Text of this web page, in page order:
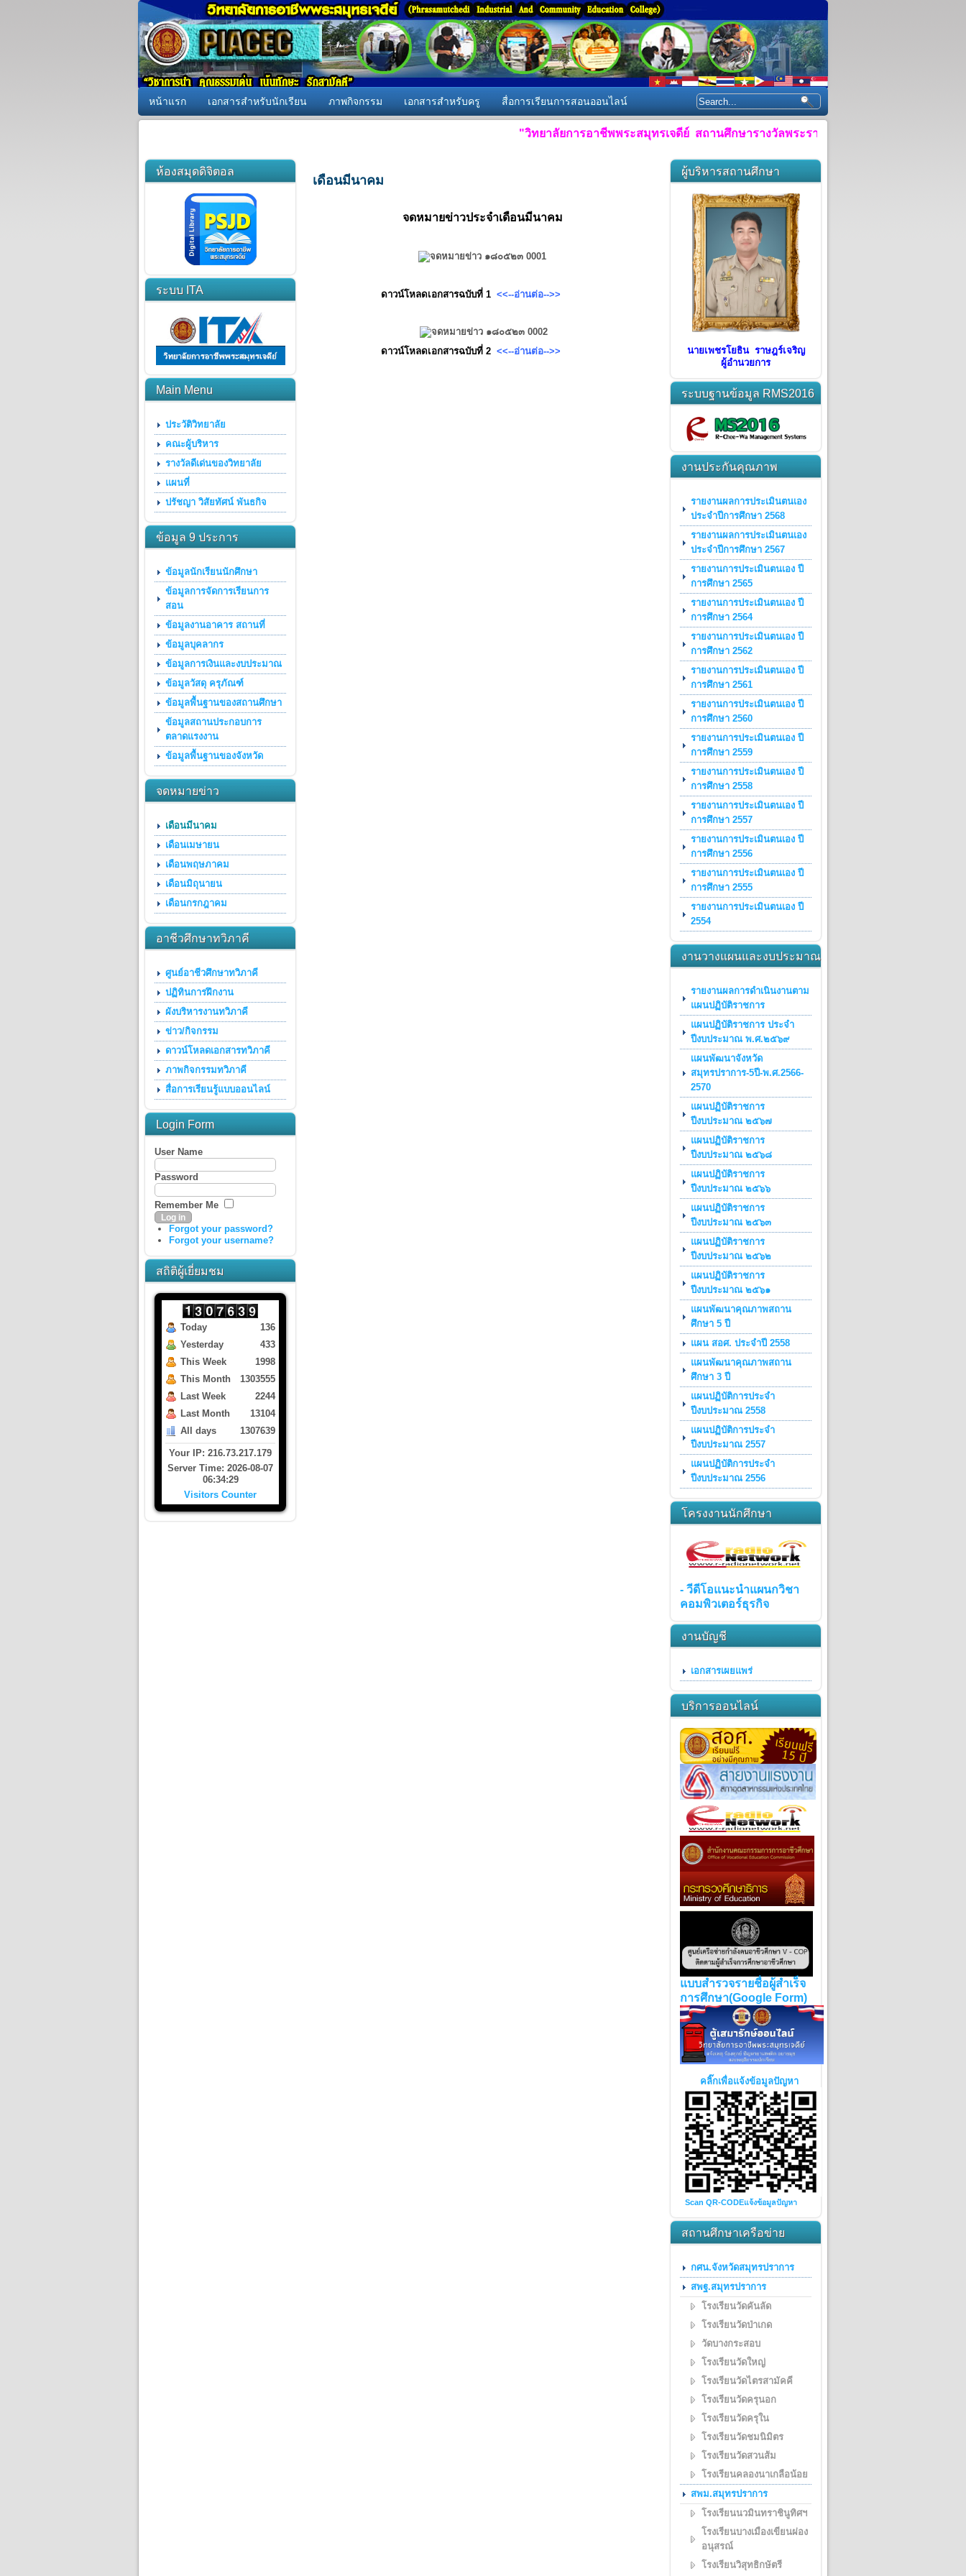
หน้าแรก เอกสารสำหรับนักเรียน ภาพกิจกรรม เอกสารสำหรับครู สื่อการเรียนการสอนออนไลน์
"วิทยาลัยการอาชีพพระสมุทรเจดีย์ สถานศึกษารางวัลพระราชทาน ประจำปีการศึกษา ๒๕๕๘"
ห้องสมุดดิจิตอล
ระบบ ITA
Main Menu
ประวัติวิทยาลัย
คณะผู้บริหาร
รางวัลดีเด่นของวิทยาลัย
แผนที่
ปรัชญา วิสัยทัศน์ พันธกิจ
ข้อมูล 9 ประการ
ข้อมูลนักเรียนนักศึกษา
ข้อมูลการจัดการเรียนการ
สอน
ข้อมูลงานอาคาร สถานที่
ข้อมูลบุคลากร
ข้อมูลการเงินและงบประมาณ
ข้อมูลวัสดุ ครุภัณฑ์
ข้อมูลพื้นฐานของสถานศึกษา
ข้อมูลสถานประกอบการ
ตลาดแรงงาน
ข้อมูลพื้นฐานของจังหวัด
จดหมายข่าว
เดือนมีนาคม
เดือนเมษายน
เดือนพฤษภาคม
เดือนมิถุนายน
เดือนกรกฎาคม
อาชีวศึกษาทวิภาคี
ศูนย์อาชีวศึกษาทวิภาคี
ปฏิทินการฝึกงาน
ผังบริหารงานทวิภาคี
ข่าว/กิจกรรม
ดาวน์โหลดเอกสารทวิภาคี
ภาพกิจกรรมทวิภาคี
สื่อการเรียนรู้แบบออนไลน์
Login Form
User Name
Password
Remember Me
Forgot your password?
Forgot your username?
สถิติผู้เยี่ยมชม
Today
Yesterday
This Week
This Month
Last Week
Last Month
All days
136
433
1998
1303555
2244
13104
1307639
Your IP: 216.73.217.179
Server Time: 2026-08-07
06:34:29
Visitors Counter
เดือนมีนาคม
จดหมายข่าวประจำเดือนมีนาคม
ดาวน์โหลดเอกสารฉบับที่ 1 <<--อ่านต่อ-->>
ดาวน์โหลดเอกสารฉบับที่ 2 <<--อ่านต่อ-->>
ผู้บริหารสถานศึกษา
นายเพชรโยธิน ราษฎร์เจริญ
ผู้อำนวยการ
ระบบฐานข้อมูล RMS2016
งานประกันคุณภาพ
รายงานผลการประเมินตนเอง
ประจำปีการศึกษา 2568
รายงานผลการประเมินตนเอง
ประจำปีการศึกษา 2567
รายงานการประเมินตนเอง ปี
การศึกษา 2565
รายงานการประเมินตนเอง ปี
การศึกษา 2564
รายงานการประเมินตนเอง ปี
การศึกษา 2562
รายงานการประเมินตนเอง ปี
การศึกษา 2561
รายงานการประเมินตนเอง ปี
การศึกษา 2560
รายงานการประเมินตนเอง ปี
การศึกษา 2559
รายงานการประเมินตนเอง ปี
การศึกษา 2558
รายงานการประเมินตนเอง ปี
การศึกษา 2557
รายงานการประเมินตนเอง ปี
การศึกษา 2556
รายงานการประเมินตนเอง ปี
การศึกษา 2555
รายงานการประเมินตนเอง ปี
2554
งานวางแผนและงบประมาณ
รายงานผลการดำเนินงานตาม
แผนปฏิบัติราชการ
แผนปฏิบัติราชการ ประจำ
ปีงบประมาณ พ.ศ.๒๕๖๙
เเผนพัฒนาจังหวัด
สมุทรปราการ-5ปี-พ.ศ.2566-
2570
แผนปฏิบัติราชการ
ปีงบประมาณ ๒๕๖๗
แผนปฏิบัติราชการ
ปีงบประมาณ ๒๕๖๘
แผนปฏิบัติราชการ
ปีงบประมาณ ๒๕๖๖
แผนปฏิบัติราชการ
ปีงบประมาณ ๒๕๖๓
แผนปฏิบัติราชการ
ปีงบประมาณ ๒๕๖๒
แผนปฏิบัติราชการ
ปีงบประมาณ ๒๕๖๑
แผนพัฒนาคุณภาพสถาน
ศึกษา 5 ปี
แผน สอศ. ประจำปี 2558
แผนพัฒนาคุณภาพสถาน
ศึกษา 3 ปี
แผนปฏิบัติการประจำ
ปีงบประมาณ 2558
แผนปฏิบัติการประจำ
ปีงบประมาณ 2557
แผนปฏิบัติการประจำ
ปีงบประมาณ 2556
โครงงานนักศึกษา
- วีดีโอแนะนำแผนกวิชา
คอมพิวเตอร์ธุรกิจ
งานบัญชี
เอกสารเผยแพร่
บริการออนไลน์
แบบสำรวจรายชื่อผู้สำเร็จ
การศึกษา(Google Form)
คลิ๊กเพื่อแจ้งข้อมูลปัญหา
Scan QR-CODEแจ้งข้อมูลปัญหา
สถานศึกษาเครือข่าย
กศน.จังหวัดสมุทรปราการ
สพฐ.สมุทรปราการ
โรงเรียนวัดคันลัด
โรงเรียนวัดป่าเกด
วัดบางกระสอบ
โรงเรียนวัดใหญ่
โรงเรียนวัดไตรสามัคคี
โรงเรียนวัดครุนอก
โรงเรียนวัดครุใน
โรงเรียนวัดชมนิมิตร
โรงเรียนวัดสวนส้ม
โรงเรียนคลองนาเกลือน้อย
สพม.สมุทรปราการ
โรงเรียนนวมินทราชินูทิศฯ
โรงเรียนบางเมืองเขียนผ่อง
อนุสรณ์
โรงเรียนวิสุทธิกษัตรี